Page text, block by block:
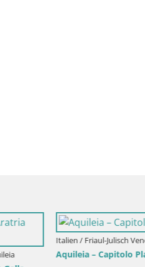
Italien / Friaul-Julisch
Aquileia – Capitolo